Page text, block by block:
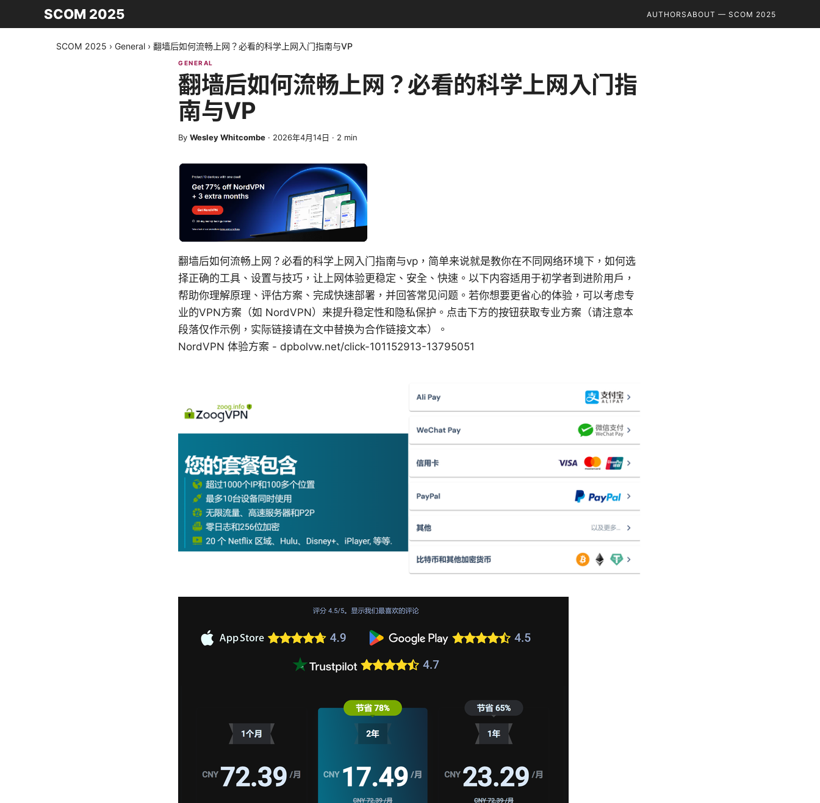
SCOM 2025 AUTHORSABOUT — SCOM 2025
SCOM 2025 › General › 翻墙后如何流畅上网？必看的科学上网入门指南与VP
GENERAL
翻墙后如何流畅上网？必看的科学上网入门指
南与VP
By Wesley Whitcombe · 2026年4月14日 · 2 min
翻墙后如何流畅上网？必看的科学上网入门指南与vp，简单来说就是教你在不同网络环境下，如何选
择正确的工具、设置与技巧，让上网体验更稳定、安全、快速。以下内容适用于初学者到进阶用户，
帮助你理解原理、评估方案、完成快速部署，并回答常见问题。若你想要更省心的体验，可以考虑专
业的VPN方案（如 NordVPN）来提升稳定性和隐私保护。点击下方的按钮获取专业方案（请注意本
段落仅作示例，实际链接请在文中替换为合作链接文本）。
NordVPN 体验方案 - dpbolvw.net/click-101152913-13795051